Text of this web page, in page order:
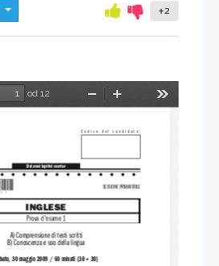
Skrij/prikaži meni +2
od 12
Pomanjšaj
30 maggio 2009 / 60 minuti (30 + 30)
A) Comprensione di testi scritti
B) Conoscenza e uso della lingua
SESSIONE PRIMAVERILE
Prova d'esame 1
INGLESE
Državni izpitni center
Codice del candidato: